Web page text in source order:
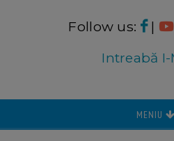
Follow us: |
Intreabă I-
MENIU